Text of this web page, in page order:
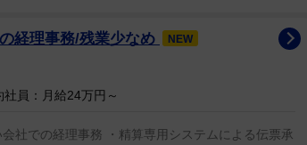
パラダイスオーケストラと競演し、見事な
経理事務/残業少なめ NEW
員：月給24万円～
社での経理事務 ・精算専用システムによる伝票承